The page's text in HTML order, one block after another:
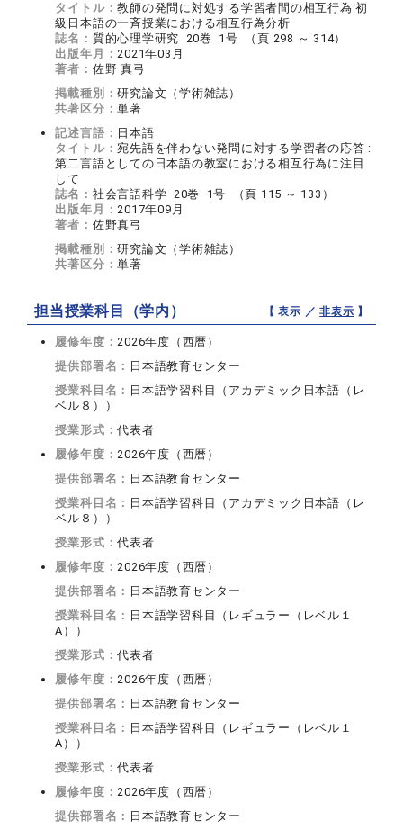
タイトル：教師の発問に対処する学習者間の相互行為:初
級日本語の一斉授業における相互行為分析
誌名： 質的心理学研究 20巻 1号 （頁 298 ～ 314）
出版年月：2021年03月
著者： 佐野 真弓
掲載種別：研究論文（学術雑誌）
共著区分：単著
記述言語： 日本語
タイトル：宛先語を伴わない発問に対する学習者の応答 :
第二言語としての日本語の教室における相互行為に注目
して
誌名： 社会言語科学 20巻 1号 （頁 115 ～ 133）
出版年月：2017年09月
著者： 佐野真弓
掲載種別：研究論文（学術雑誌）
共著区分：単著
担当授業科目（学内） 【 表示 ／非表示 】
履修年度：2026年度（西暦）
提供部署名： 日本語教育センター
授業科目名： 日本語学習科目（アカデミック日本語（レ
ベル８））
授業形式：代表者
履修年度：2026年度（西暦）
提供部署名： 日本語教育センター
授業科目名： 日本語学習科目（アカデミック日本語（レ
ベル８））
授業形式：代表者
履修年度：2026年度（西暦）
提供部署名： 日本語教育センター
授業科目名： 日本語学習科目（レギュラー（レベル１
A））
授業形式：代表者
履修年度：2026年度（西暦）
提供部署名： 日本語教育センター
授業科目名： 日本語学習科目（レギュラー（レベル１
A））
授業形式：代表者
履修年度：2026年度（西暦）
提供部署名： 日本語教育センター